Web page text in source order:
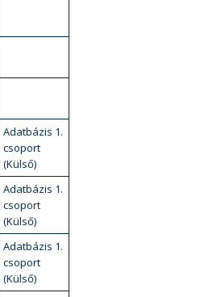
Adatbázis 1.
csoport
(Külső)
Adatbázis 1.
csoport
(Külső)
Adatbázis 1.
csoport
(Külső)